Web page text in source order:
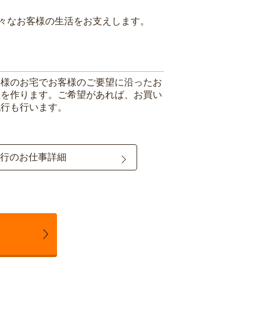
お客様の生活をお支えします。
のお宅でお客様のご要望に沿ったお
作ります。ご希望があれば、お買い
も行います。
のお仕事詳細